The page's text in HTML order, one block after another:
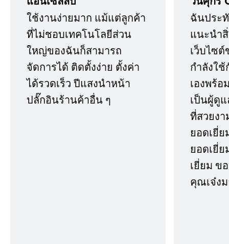
ใช้งานง่ายมาก แม้แต่ลูกค้า
ที่ไม่ชอบเทคโนโลยีส่วน
ใหญ่ของฉันก็สามารถ
จัดการได้ ติดตั้งง่าย ตั้งค่า
ได้รวดเร็ว ปีแสงนำหน้า
ปลั๊กอินร้านค้าอื่น ๆ
ฉันประ
แนะนำ
เว็บไซ
กำลังใ
เองพร้
เป็นผู้ดูแ
ที่สวยง
ยอดเยี่ย
ยอดเยี่
เยี่ยม ข
คุณเจ๋ง